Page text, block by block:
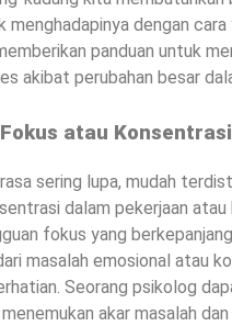
menghadapinya dengan cara
panduan untuk
akibat perubahan besar
atau Konsentrasi
sering lupa, mudah
dalam pekerjaan atau
fokus yang
masalah emosional atau
Seorang psikolog
akar masalah dan